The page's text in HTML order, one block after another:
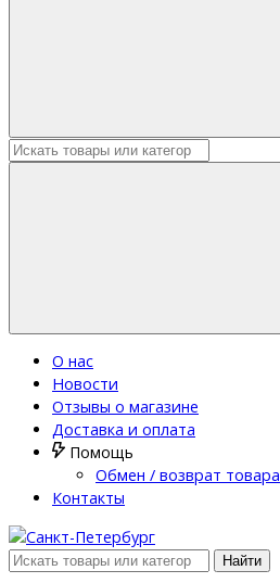
О нас
Новости
Отзывы о магазине
Доставка и оплата
Помощь
Обмен / возврат товара
Контакты
Найти